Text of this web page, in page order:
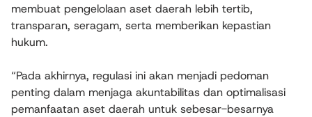
membuat pengelolaan aset daerah lebih tertib,
transparan, seragam, serta memberikan kepastian
hukum.
“Pada akhirnya, regulasi ini akan menjadi pedoman
penting dalam menjaga akuntabilitas dan optimalisasi
pemanfaatan aset daerah untuk sebesar-besarnya